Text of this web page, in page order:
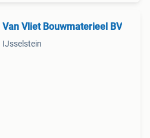
Van Vliet Bouwmaterieel BV
IJsselstein